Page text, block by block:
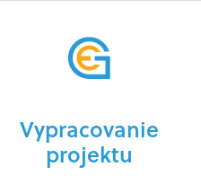
Vypracovanie
projektu